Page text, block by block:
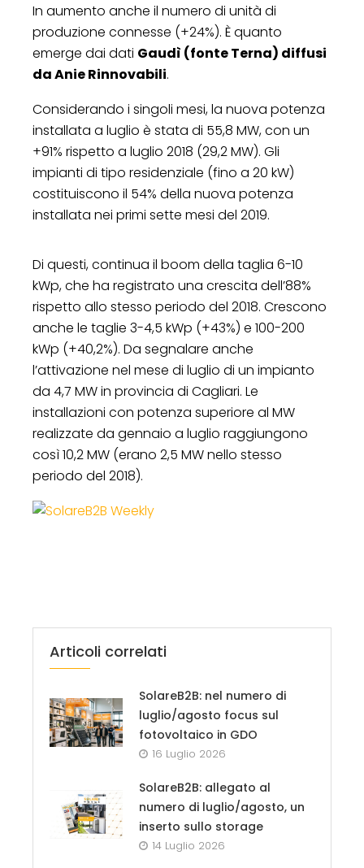
In aumento anche il numero di unità di
produzione connesse (+24%). È quanto
emerge dai dati Gaudì (fonte Terna) diffusi
da Anie Rinnovabili.
Considerando i singoli mesi, la nuova potenza
installata a luglio è stata di 55,8 MW, con un
+91% rispetto a luglio 2018 (29,2 MW). Gli
impianti di tipo residenziale (fino a 20 kW)
costituiscono il 54% della nuova potenza
installata nei primi sette mesi del 2019.
Di questi, continua il boom della taglia 6-10
kWp, che ha registrato una crescita dell’88%
rispetto allo stesso periodo del 2018. Crescono
anche le taglie 3-4,5 kWp (+43%) e 100-200
kWp (+40,2%). Da segnalare anche
l’attivazione nel mese di luglio di un impianto
da 4,7 MW in provincia di Cagliari. Le
installazioni con potenza superiore al MW
realizzate da gennaio a luglio raggiungono
così 10,2 MW (erano 2,5 MW nello stesso
periodo del 2018).
Articoli correlati
SolareB2B: nel numero di
luglio/agosto focus sul
fotovoltaico in GDO
16 Luglio 2026
SolareB2B: allegato al
numero di luglio/agosto, un
inserto sullo storage
14 Luglio 2026